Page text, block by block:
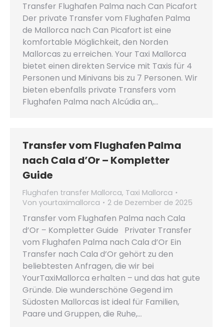
Transfer Flughafen Palma nach Can Picafort
Der private Transfer vom Flughafen Palma
de Mallorca nach Can Picafort ist eine
komfortable Möglichkeit, den Norden
Mallorcas zu erreichen. Your Taxi Mallorca
bietet einen direkten Service mit Taxis für 4
Personen und Minivans bis zu 7 Personen. Wir
bieten ebenfalls private Transfers vom
Flughafen Palma nach Alcúdia an,…
Transfer vom Flughafen Palma
nach Cala d’Or – Kompletter
Guide
Flughafen transfer Mallorca, Taxi Mallorca
Von yourtaximallorca 2 de Dezember de 2025
Transfer vom Flughafen Palma nach Cala
d’Or – Kompletter Guide Privater Transfer
vom Flughafen Palma nach Cala d’Or Ein
Transfer nach Cala d’Or gehört zu den
beliebtesten Anfragen, die wir bei
YourTaxiMallorca erhalten – und das hat gute
Gründe. Die wunderschöne Gegend im
Südosten Mallorcas ist ideal für Familien,
Paare und Gruppen, die Ruhe,…